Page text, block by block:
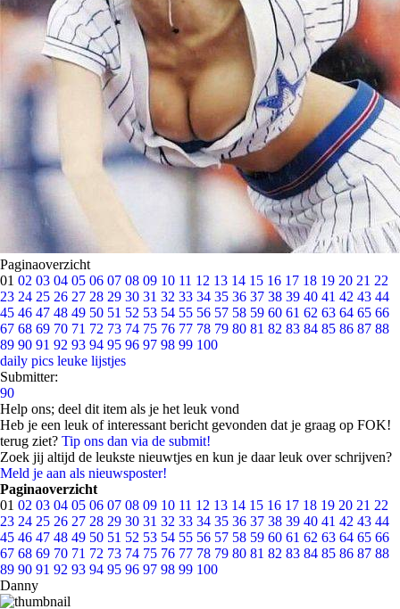
Paginaoverzicht
01 02 03 04 05 06 07 08 09 10 11 12 13 14 15 16 17 18 19 20 21 22
23 24 25 26 27 28 29 30 31 32 33 34 35 36 37 38 39 40 41 42 43 44
45 46 47 48 49 50 51 52 53 54 55 56 57 58 59 60 61 62 63 64 65 66
67 68 69 70 71 72 73 74 75 76 77 78 79 80 81 82 83 84 85 86 87 88
89 90 91 92 93 94 95 96 97 98 99 100
daily pics leuke lijstjes
Submitter:
90
Help ons; deel dit item als je het leuk vond
Heb je een leuk of interessant bericht gevonden dat je graag op FOK!
terug ziet? Tip ons dan via de submit!
Zoek jij altijd de leukste nieuwtjes en kun je daar leuk over schrijven?
Meld je aan als nieuwsposter!
Paginaoverzicht
01 02 03 04 05 06 07 08 09 10 11 12 13 14 15 16 17 18 19 20 21 22
23 24 25 26 27 28 29 30 31 32 33 34 35 36 37 38 39 40 41 42 43 44
45 46 47 48 49 50 51 52 53 54 55 56 57 58 59 60 61 62 63 64 65 66
67 68 69 70 71 72 73 74 75 76 77 78 79 80 81 82 83 84 85 86 87 88
89 90 91 92 93 94 95 96 97 98 99 100
Danny